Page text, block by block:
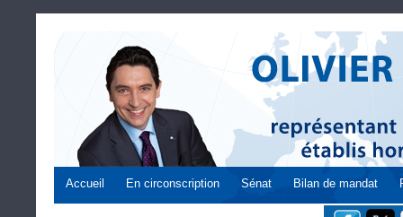
Accueil En circonscription Sénat Bilan de mandat